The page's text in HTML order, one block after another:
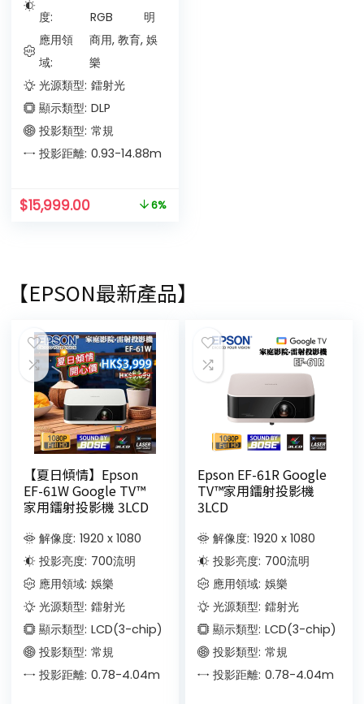
度:
RGB
明
應用領
域:
商用, 教育, 娛
樂
光源類型: 鐳射光
顯示類型: DLP
投影類型: 常規
投影距離: 0.93-14.88m
$15,999.00 6%
【EPSON最新產品】
【夏日傾情】Epson
EF-61W Google TV™
家用鐳射投影機 3LCD
解像度: 1920 x 1080
投影亮度: 700流明
應用領域: 娛樂
光源類型: 鐳射光
顯示類型: LCD(3-chip)
投影類型: 常規
投影距離: 0.78-4.04m
Epson EF-61R Google
TV™家用鐳射投影機
3LCD
解像度: 1920 x 1080
投影亮度: 700流明
應用領域: 娛樂
光源類型: 鐳射光
顯示類型: LCD(3-chip)
投影類型: 常規
投影距離: 0.78-4.04m